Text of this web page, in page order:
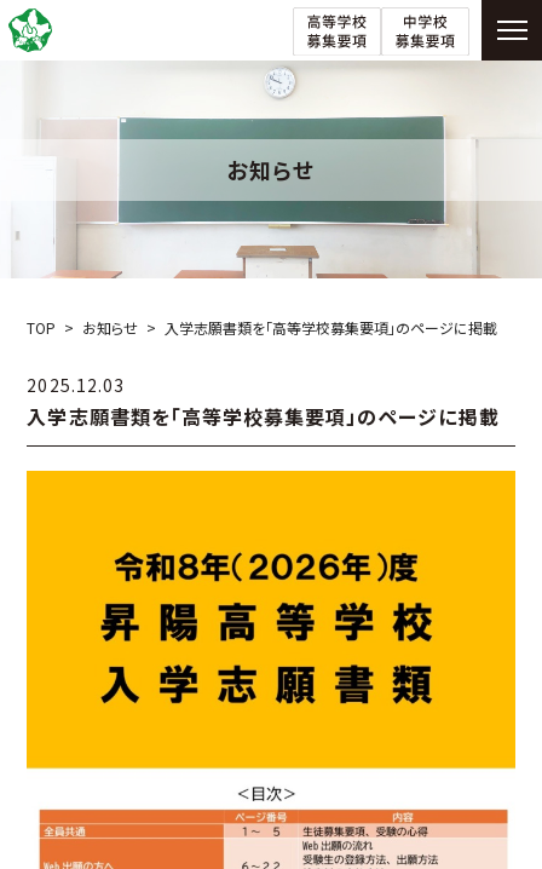
お知らせ
TOP お知らせ 入学志願書類を「高等学校募集要項」のページに掲載
2025.12.03
入学志願書類を「高等学校募集要項」のページに掲載